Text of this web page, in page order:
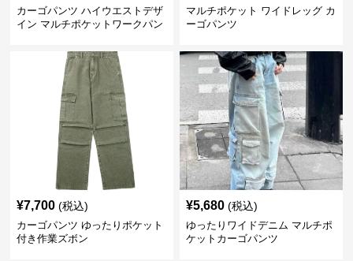
カーゴパンツ ハイウエストデザ
イン マルチポケットワークパン
マルチポケット ワイドレッグ カ
ーゴパンツ
¥7,700 (税込)
カーゴパンツ ゆったりポケット
付き作業ズボン
¥5,680 (税込)
ゆったりワイドデニム マルチポ
ケットカーゴパンツ